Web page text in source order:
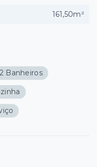
2 Banheiros
161,50m²